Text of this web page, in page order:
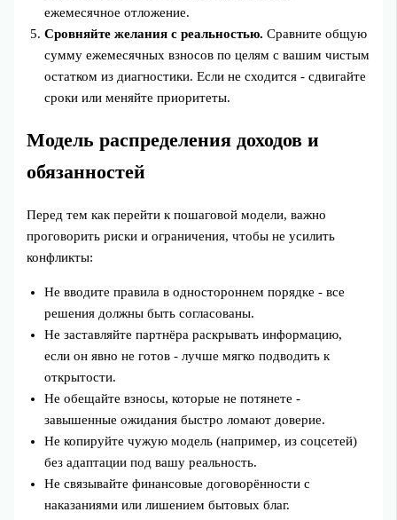
ежемесячное отложение.
Сровняйте желания с реальностью. Сравните общую
сумму ежемесячных взносов по целям с вашим чистым
остатком из диагностики. Если не сходится - сдвигайте
сроки или меняйте приоритеты.
Модель распределения доходов и
обязанностей
Перед тем как перейти к пошаговой модели, важно
проговорить риски и ограничения, чтобы не усилить
конфликты:
Не вводите правила в одностороннем порядке - все
решения должны быть согласованы.
Не заставляйте партнёра раскрывать информацию,
если он явно не готов - лучше мягко подводить к
открытости.
Не обещайте взносы, которые не потянете -
завышенные ожидания быстро ломают доверие.
Не копируйте чужую модель (например, из соцсетей)
без адаптации под вашу реальность.
Не связывайте финансовые договорённости с
наказаниями или лишением бытовых благ.